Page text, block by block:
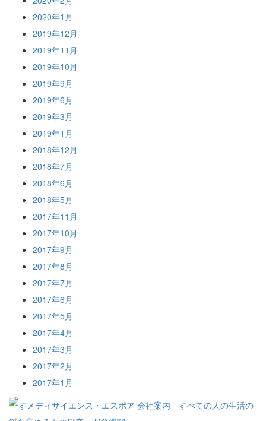
2020年1月
2019年12月
2019年11月
2019年10月
2019年9月
2019年6月
2019年3月
2019年1月
2018年12月
2018年7月
2018年6月
2018年5月
2017年11月
2017年10月
2017年9月
2017年8月
2017年7月
2017年6月
2017年5月
2017年4月
2017年3月
2017年2月
2017年1月